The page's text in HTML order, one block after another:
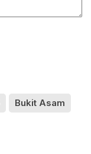
Bukit Asam